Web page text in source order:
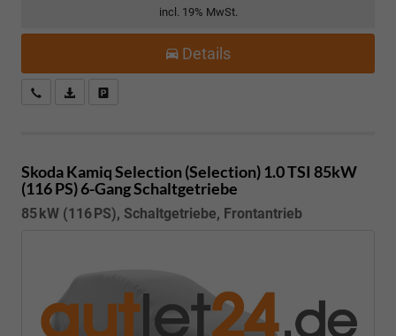
incl. 19% MwSt.
Details
Kostenloser Rückruf-Service
PDF-Datei, Fahrzeugexposé drucken
Skoda KamiqSelection (Selection) 1.0 TSI 85kW
(116 PS) 6-Gang Schaltgetriebe
85 kW (116 PS), Schaltgetriebe, Frontantrieb